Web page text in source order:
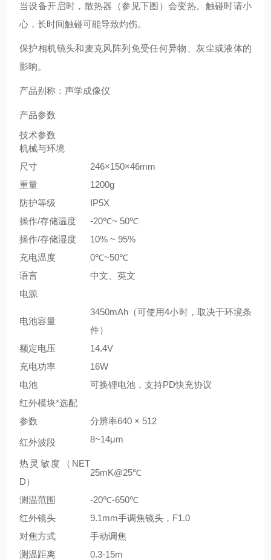
当设备开启时，散热器（参见下图）会变热。触碰时请小
心，长时间触碰可能导致灼伤。
保护相机镜头和麦克风阵列免受任何异物、灰尘或液体的
影响。
产品别称：声学成像仪
产品参数
技术参数
机械与环境
尺寸
246×150×46mm
重量
1200g
防护等级
IP5X
操作/存储温度
-20℃~ 50℃
操作/存储湿度
10% ~ 95%
充电温度
0℃~50℃
语言
中文、英文
电源
电池容量
3450mAh（可使用4小时，取决于环境条
件）
额定电压
14.4V
充电功率
16W
电池
可换锂电池，支持PD快充协议
红外模块*选配
参数
分辨率640 × 512
红外波段 8~14μm
热灵敏度（NET
D）
25mK@25℃
测温范围
-20℃-650℃
红外镜头
9.1mm手调焦镜头，F1.0
对焦方式
手动调焦
测温距离
0.3-15m